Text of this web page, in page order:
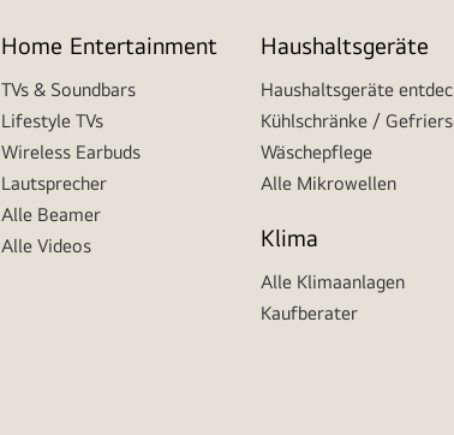
Home Entertainment
TVs & Soundbars
Lifestyle TVs
Wireless Earbuds
Lautsprecher
Alle Beamer
Alle Videos
Haushaltsgeräte
Haushaltsgeräte
Kühlschränke /
Wäschepflege
Alle Mikrowellen
Klima
Alle Klimaanlagen
Kaufberater